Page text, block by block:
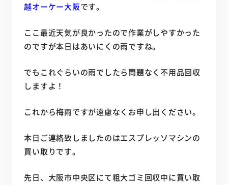
越オーケー大阪です。
ここ最近天気が良かったので作業がしやすかった
のですが本日はあいにくの雨ですね。
でもこれぐらいの雨でしたら問題なく不用品回収
しますよ！
これから梅雨ですが遠慮なくお申し出ください。
本日ご連絡致しましたのはエスプレッソマシンの
買い取りです。
先日、大阪市中央区にて粗大ゴミ回収中に買い取